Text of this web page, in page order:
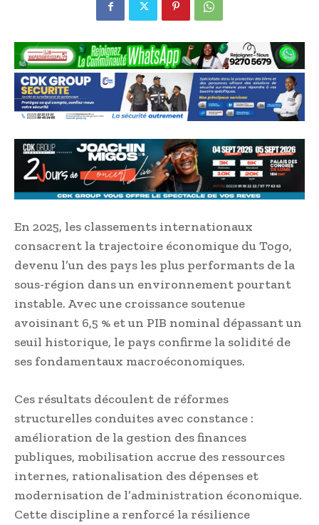
En 2025, les classements internationaux
consacrent la trajectoire économique du Togo,
devenu l’un des pays les plus performants de la
sous-région dans un environnement pourtant
instable. Avec une croissance soutenue
avoisinant 6,5 % et un PIB nominal dépassant un
seuil historique, le pays confirme la solidité de
ses fondamentaux macroéconomiques.
Ces résultats découlent de réformes
structurelles conduites avec constance :
amélioration de la gestion des finances
publiques, mobilisation accrue des ressources
internes, rationalisation des dépenses et
modernisation de l’administration économique.
Cette discipline a renforcé la résilience